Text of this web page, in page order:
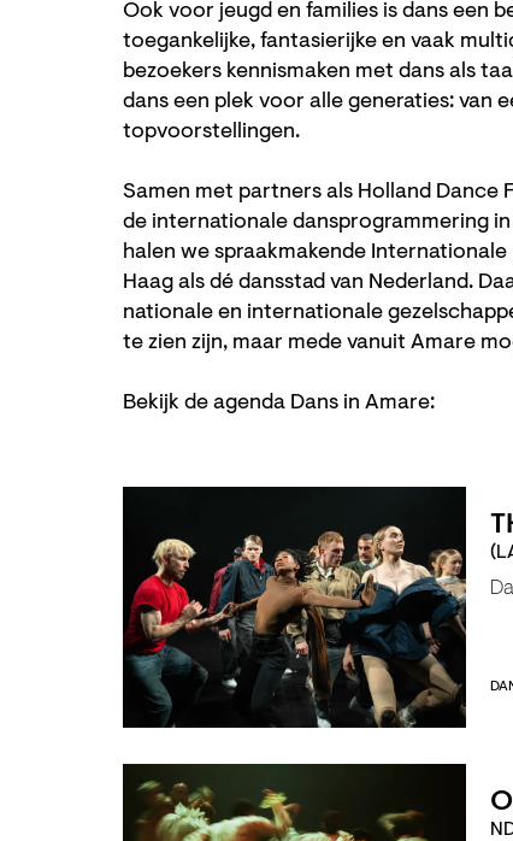
Ook voor jeugd en families is dans een
toegankelijke, fantasierijke en vaak
bezoekers kennismaken met dans als
dans een plek voor alle generaties:
topvoorstellingen.
Samen met partners als Holland Dance
de internationale dansprogrammering in
halen we spraakmakende
Haag als dé dansstad van Nederland.
nationale en internationale
te zien zijn, maar mede vanuit Amare
Bekijk de agenda Dans in Amare: